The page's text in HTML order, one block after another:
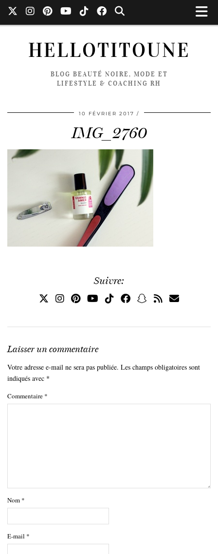
HELLOTITOUNE
BLOG BEAUTÉ NOIRE, MODE ET
LIFESTYLE & COACHING RH
10 FÉVRIER 2017
IMG_2760
Suivre:
Laisser un commentaire
Votre adresse e-mail ne sera pas publiée. Les champs obligatoires sont
indiqués avec *
Commentaire *
Nom *
E-mail *